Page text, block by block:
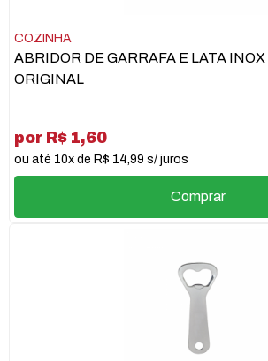
COZINHA
ABRIDOR DE GARRAFA E LATA
ORIGINAL
por R$ 1,60
ou até 10x de R$ 14,99 s/ juros
Comprar